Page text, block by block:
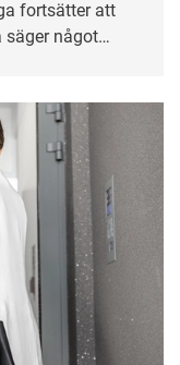
fortsätter att
säger något